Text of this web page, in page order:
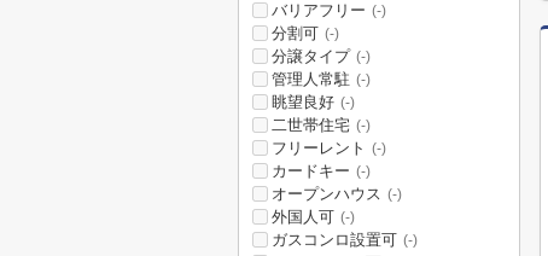
バリアフリー (-)
分割可 (-)
分譲タイプ (-)
管理人常駐 (-)
眺望良好 (-)
二世帯住宅 (-)
フリーレント (-)
カードキー (-)
オープンハウス (-)
外国人可 (-)
ガスコンロ設置可 (-)